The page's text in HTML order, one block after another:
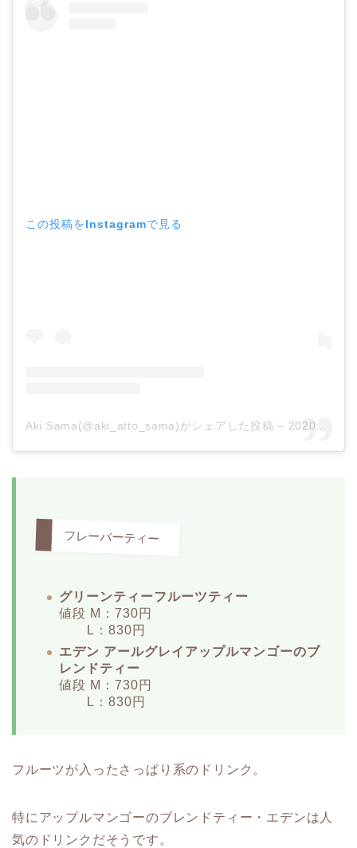
この投稿をInstagramで見る
Aki Sama(@aki_atto_sama)がシェアした投稿 – 2020年10月月12日午前12時43分PDT
フレーバーティー
グリーンティーフルーツティー
値段 M：730円
L：830円
エデン アールグレイアップルマンゴーのブ
レンドティー
値段 M：730円
L：830円
フルーツが入ったさっぱり系のドリンク。
特にアップルマンゴーのブレンドティー・エデンは人
気のドリンクだそうです。